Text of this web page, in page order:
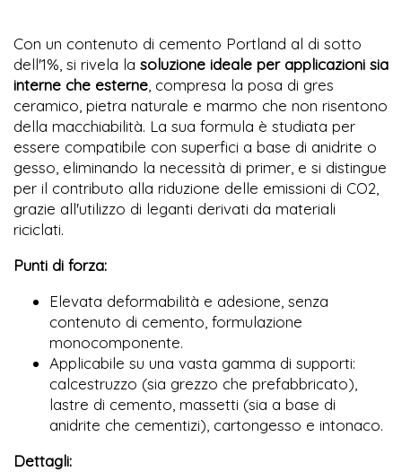
Con un contenuto di cemento Portland al di sotto
dell'1%, si rivela la soluzione ideale per applicazioni sia
interne che esterne , compresa la posa di gres
ceramico, pietra naturale e marmo che non risentono
della macchiabilità. La sua formula è studiata per
essere compatibile con superfici a base di anidrite o
gesso, eliminando la necessità di primer, e si distingue
per il contributo alla riduzione delle emissioni di CO2,
grazie all'utilizzo di leganti derivati da materiali
riciclati.
Punti di forza:
Elevata deformabilità e adesione, senza
contenuto di cemento, formulazione
monocomponente.
Applicabile su una vasta gamma di supporti:
calcestruzzo (sia grezzo che prefabbricato),
lastre di cemento, massetti (sia a base di
anidrite che cementizi), cartongesso e intonaco.
Dettagli: